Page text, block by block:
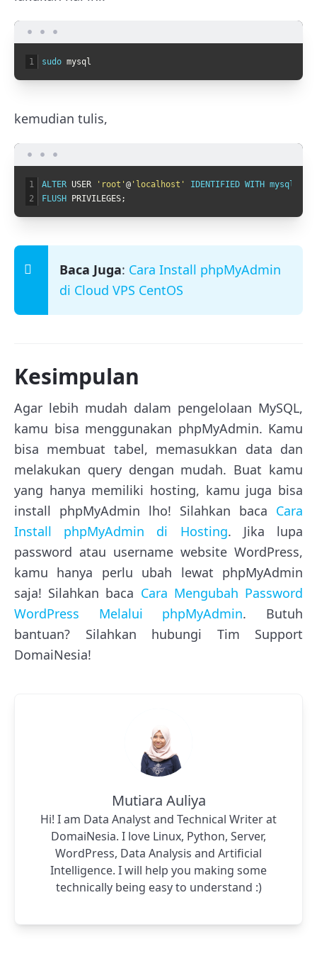
1 sudo mysql
kemudian tulis,
1
2
ALTER USER 'root' @ 'localhost' IDENTIFIED WITH
FLUSH
PRIVILEGES;
Baca Juga: Cara Install phpMyAdmin
di Cloud VPS CentOS
Kesimpulan
Agar lebih mudah dalam pengelolaan MySQL,
kamu bisa menggunakan phpMyAdmin. Kamu
bisa membuat tabel, memasukkan data dan
melakukan query dengan mudah. Buat kamu
yang hanya memiliki hosting, kamu juga bisa
install phpMyAdmin lho! Silahkan baca Cara
Install phpMyAdmin di Hosting. Jika lupa
password atau username website WordPress,
kamu hanya perlu ubah lewat phpMyAdmin
saja! Silahkan baca Cara Mengubah Password
WordPress Melalui phpMyAdmin. Butuh
bantuan? Silahkan hubungi Tim Support
DomaiNesia!
Mutiara Auliya
Hi! I am Data Analyst and Technical Writer at
DomaiNesia. I love Linux, Python, Server,
WordPress, Data Analysis and Artificial
Intelligence. I will help you making some
technically being easy to understand :)